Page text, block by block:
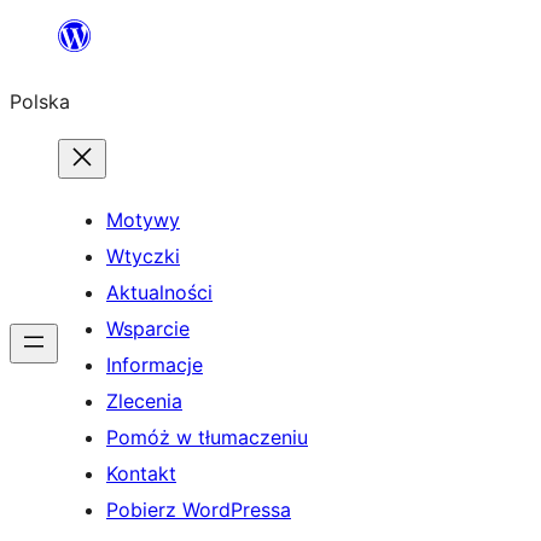
Przejdź
treści
Polska
Motywy
Wtyczki
Aktualności
Wsparcie
Informacje
Zlecenia
Pomóż w tłumaczeniu
Kontakt
Pobierz WordPressa